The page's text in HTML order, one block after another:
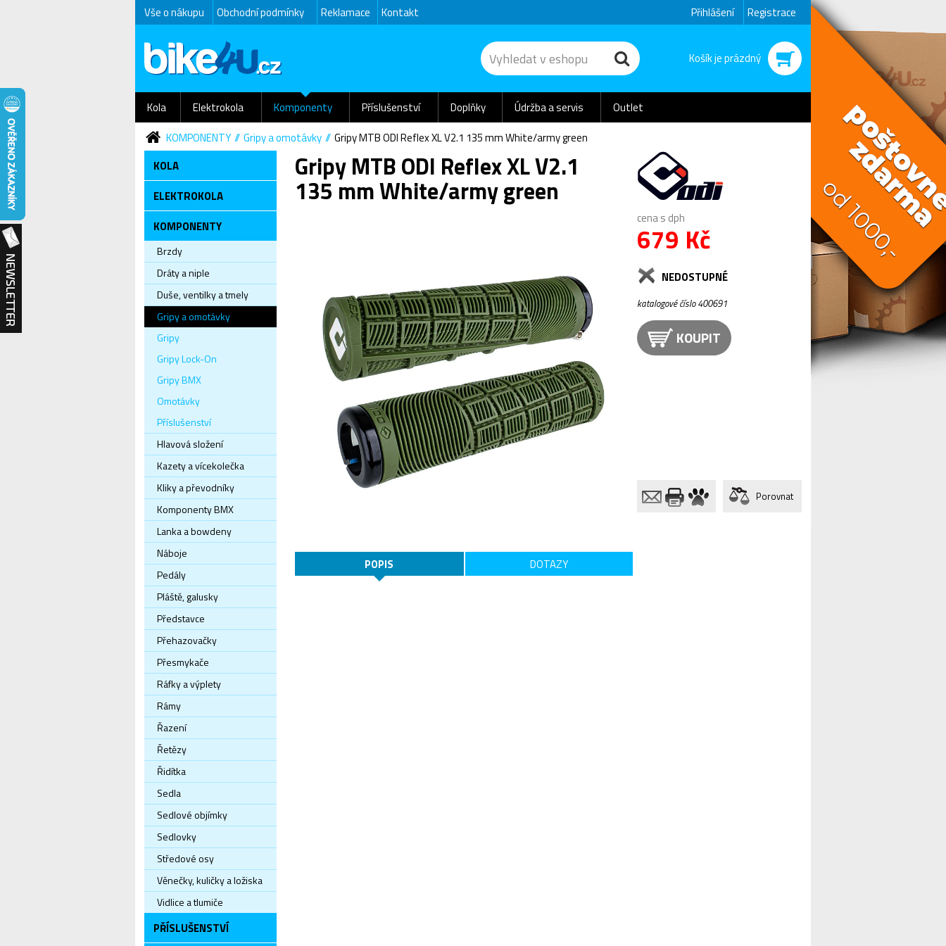
Vše o nákupu Obchodní podmínky Reklamace Kontakt Přihlášení Registrace
Košík je prázdný
Kola Elektrokola Komponenty Příslušenství Doplňky Údržba a servis
Outlet
KOMPONENTY
Gripy a omotávky
Gripy MTB ODI Reflex XL V2.1 135 mm White/army green
KOLA
ELEKTROKOLA
KOMPONENTY
Brzdy
Dráty a niple
Duše, ventilky a tmely
Gripy a omotávky
Gripy
Gripy Lock-On
Gripy BMX
Omotávky
Příslušenství
Hlavová složení
Kazety a vícekolečka
Kliky a převodníky
Komponenty BMX
Lanka a bowdeny
Náboje
Pedály
Pláště, galusky
Představce
Přehazovačky
Přesmykače
Ráfky a výplety
Rámy
Řazení
Řetězy
Řidítka
Sedla
Sedlové objímky
Sedlovky
Středové osy
Věnečky, kuličky a ložiska
Vidlice a tlumiče
PŘÍSLUŠENSTVÍ
Gripy MTB ODI Reflex XL V2.1
135 mm White/army green
cena s dph
679 Kč
NEDOSTUPNÉ
katalogové číslo 400691
KOUPIT
Porovnat
POPIS DOTAZY